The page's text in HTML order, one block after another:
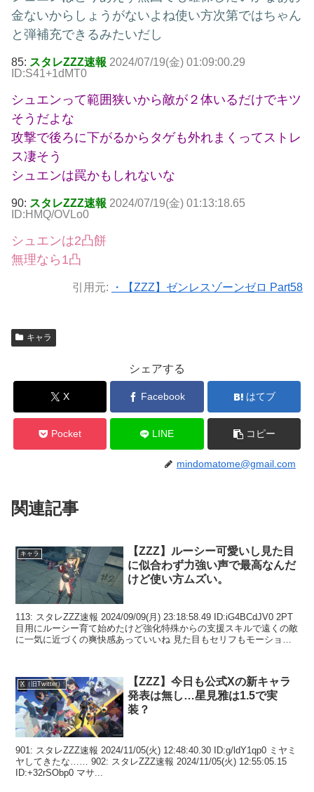
金ないからしょうがないよね使い方次第ではちゃん
と弾補充できるみたいだし
85: スタレZZZ速報 2024/07/19(金) 01:09:00.29
ID:S41+1dMT0
シュエンって範囲狭いから敵が２体いるだけでキツ
そうだよな
攻撃で後ろに下がるからタゲも外れまくってストレ
ス凄そう
シュエンは罠かもしれないな
90: スタレZZZ速報 2024/07/19(金) 01:13:18.65
ID:HMQ/OVLo0
シュエンは2凸餅
無理なら1凸
引用元: ・【ZZZ】ゼンレスゾーンゼロ Part58
キャラ
シェアする
X Facebook はてブ
Pocket LINE コピー
mindomatome@gmail.com
関連記事
キャラ
【ZZZ】ルーシー可愛いし見た目
に似合わず力強い声で最高なんだ
けど使い方ムズい。
113: スタレZZZ速報 2024/09/09(月) 23:18:58.49 ID:iG4BCdJV0 2PT
目用にルーシー育て始めたけど強化特殊からの支援スキルで遠くの敵
に一気に近づくの爽快感あっていいね 見た目もセリフもモーション
X（旧Twitter）
【ZZZ】今日も公式Xの新キャラ
発表は無し…星見雅は1.5で実
装？
901: スタレZZZ速報 2024/11/05(火) 12:48:40.30 ID:g/ldY1qp0 ミヤミ
ヤしてきたな…… 902: スタレZZZ速報 2024/11/05(火) 12:55:05.15
ID:+32rSObp0 マサ...